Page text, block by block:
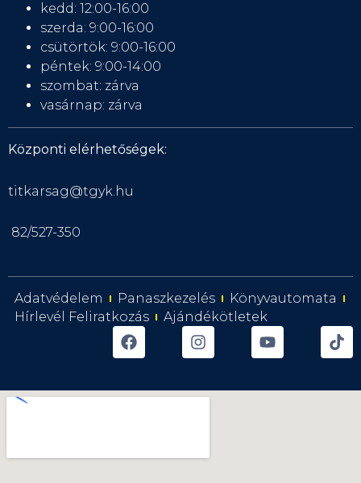
kedd: 12:00-16:00
szerda: 9:00-16:00
csütörtök: 9:00-16:00
péntek: 9:00-14:00
szombat: zárva
vasárnap: zárva
Központi elérhetőségek:
titkarsag@tgyk.hu
82/527-350
Adatvédelem Panaszkezelés
Könyvautomata
Hírlevél Feliratkozás
Ajándékötletek